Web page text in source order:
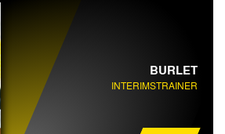
BURLET
INTERIMSTRAINER